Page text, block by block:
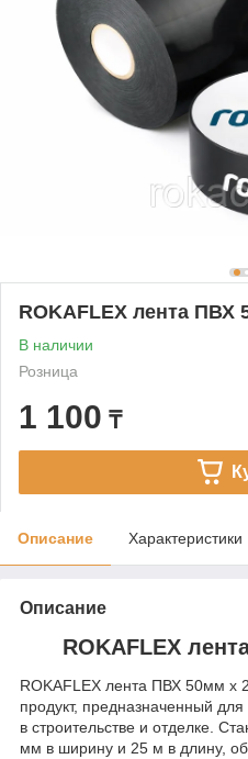
ROKAFLEX лента ПВХ
В наличии
Розница
1 100 ₸
Описание Характеристики
Описание
ROKAFLEX
ROKAFLEX лента ПВХ 50мм х
продукт, предназначенный
в строительстве и отделке.
мм в ширину и 25 м в длину,